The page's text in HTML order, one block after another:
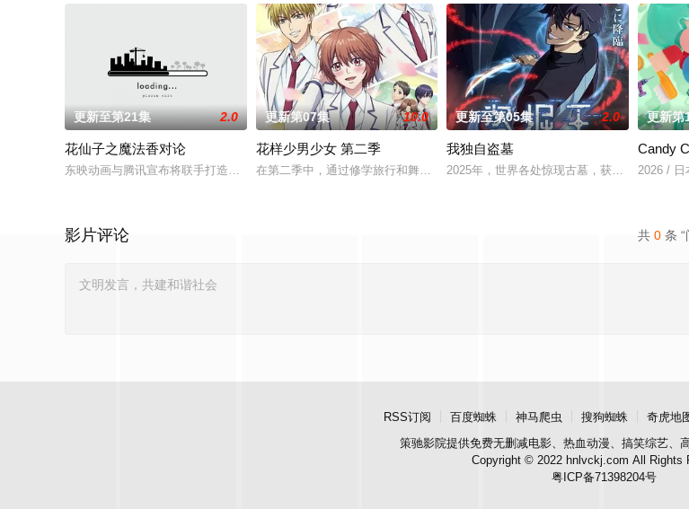
更新至第21集 2.0
花仙子之魔法香对论
东映动画与腾讯宣布将联手打造『花仙子』全新动画新作将继承经典、结合潮流、呈现崭新的花仙子世界
更新第07集 10.0
花样少男少女 第二季
在第二季中，通过修学旅行和舞会等在原作中广受欢迎的篇章，细腻地描绘了瑞稀
更新至第05集 2.0
我独自盗墓
2025年，世界各处惊现古墓，获得墓中“宝物”
更新第
Candy
2026 /
共 0 条
影片评论
RSS订阅 百度蜘蛛 神马爬虫 搜狗蜘蛛 奇虎地
策驰影院提供免费无删减电影、热血动漫、搞笑综艺、
Copyright © 2022 hnlvckj.com All Rights
粤ICP备71398204号